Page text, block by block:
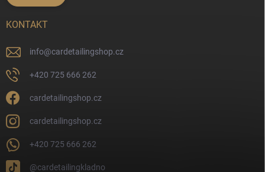
KONTAKT
info@cardetailingshop.cz
+420 725 666 262
cardetailingshop.cz
cardetailingshop.cz
+420 725 666 262
@cardetailingkladno